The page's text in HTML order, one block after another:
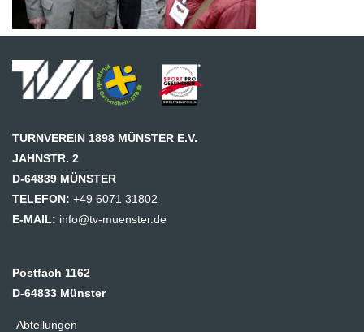
TURNVEREIN 1898 MÜNSTER E.V.
JAHNSTR. 2
D-64839 MÜNSTER
TELEFON: +49 6071 31802
E-MAIL: info@tv-muenster.de
Postfach 1162
D-64833 Münster
Abteilungen